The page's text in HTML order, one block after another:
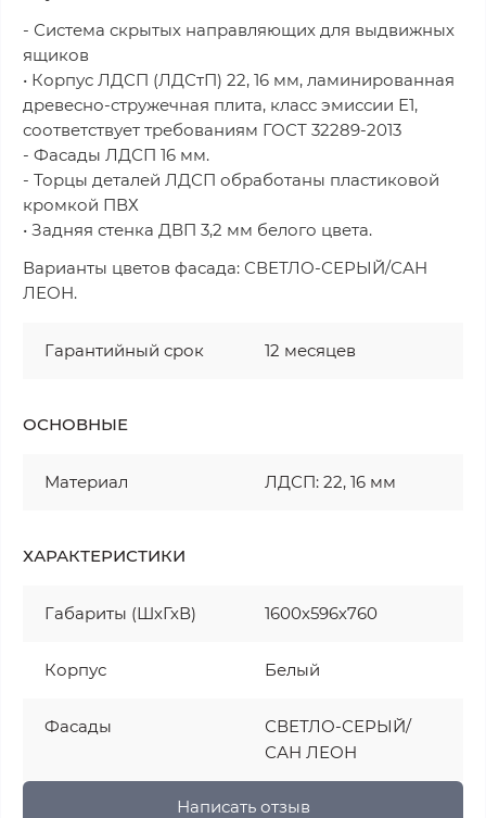
- Система скрытых направляющих для выдвижных
ящиков
• Корпус ЛДСП (ЛДСтП) 22, 16 мм, ламинированная
древесно-стружечная плита, класс эмиссии Е1,
соответствует требованиям ГОСТ 32289-2013
- Фасады ЛДСП 16 мм.
- Торцы деталей ЛДСП обработаны пластиковой
кромкой ПВХ
• Задняя стенка ДВП 3,2 мм белого цвета.
Варианты цветов фасада: СВЕТЛО-СЕРЫЙ/САН
ЛЕОН.
Гарантийный срок 12 месяцев
ОСНОВНЫЕ
Материал ЛДСП: 22, 16 мм
ХАРАКТЕРИСТИКИ
Габариты (ШхГхВ) 1600х596х760
Корпус Белый
Фасады
СВЕТЛО-СЕРЫЙ/
САН ЛЕОН
Написать отзыв